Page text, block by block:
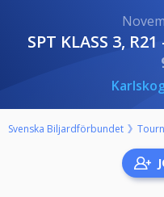
SPT KLASS 3,
Svenska Biljardförbundet